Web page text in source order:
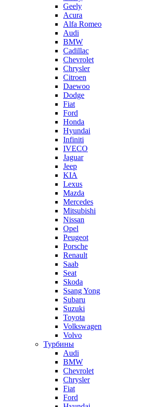
Geely
Acura
Alfa Romeo
Audi
BMW
Cadillac
Chevrolet
Chrysler
Citroen
Daewoo
Dodge
Fiat
Ford
Honda
Hyundai
Infiniti
IVECO
Jaguar
Jeep
KIA
Lexus
Mazda
Mercedes
Mitsubishi
Nissan
Opel
Peugeot
Porsche
Renault
Saab
Seat
Skoda
Ssang Yong
Subaru
Suzuki
Toyota
Volkswagen
Volvo
Турбины
Audi
BMW
Chevrolet
Chrysler
Fiat
Ford